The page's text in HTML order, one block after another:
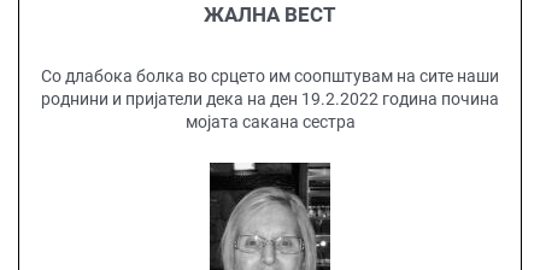
ЖАЛНА ВЕСТ
Со длабока болка во срцето им соопштувам на сите наши
роднини и пријатели дека на ден 19.2.2022 година почина
мојата сакана сестра